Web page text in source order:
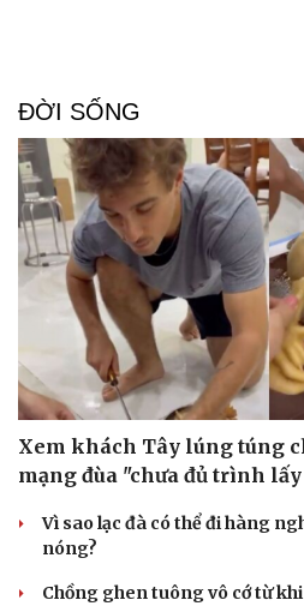
ĐỜI SỐNG
Xem khách Tây lúng túng
mạng đùa "chưa đủ trình
Vì sao lạc đà có thể đi hàng
nóng?
Chồng ghen tuông vô cớ từ